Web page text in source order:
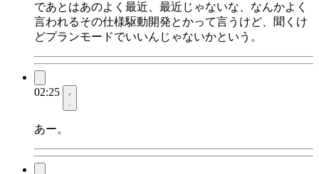
であとはあのよく最近、最近じゃないな、なんかよく
言われるその仕様駆動開発とかって言うけど、聞くけ
どプランモードでいいんじゃないかという。
02:25
あー。